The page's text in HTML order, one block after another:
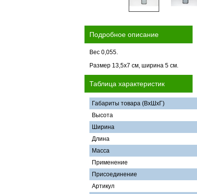
Подробное описание
Вес 0,055.
Размер 13,5х7 см, ширина 5 см.
Таблица характеристик
Габариты товара (ВхШхГ)
Высота
Ширина
Длина
Масса
Применение
Присоединение
Артикул